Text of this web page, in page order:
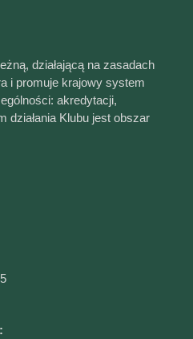
działającą na zasadach
i promuje krajowy system
akredytacji,
działania Klubu jest obszar